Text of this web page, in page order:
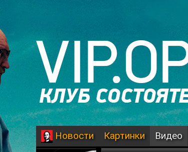
Новости Картинки Видео